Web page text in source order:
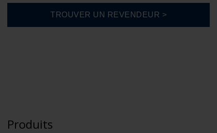
Produits